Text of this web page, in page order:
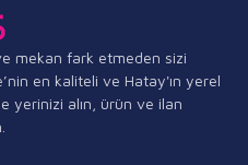
mekan fark etmeden sizi
en kaliteli ve Hatay'ın yerel
yerinizi alın, ürün ve ilan